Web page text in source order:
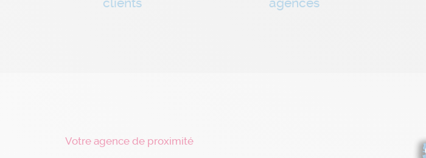
Votre agence de proximité